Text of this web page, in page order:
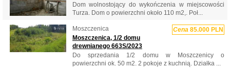
Dom wolnostojący do wykończenia w miejscowości
Turza. Dom o powierzchni około 110 m2,. Poł...
Moszczenica Cena 85.000 PLN
Moszczenica, 1/2 domu
drewnianego 663S/2023
Do sprzedania 1/2 domu w Moszczenicy o
powierzchni ok. 50 m2. 2 pokoje z kuchnią. Działka ...